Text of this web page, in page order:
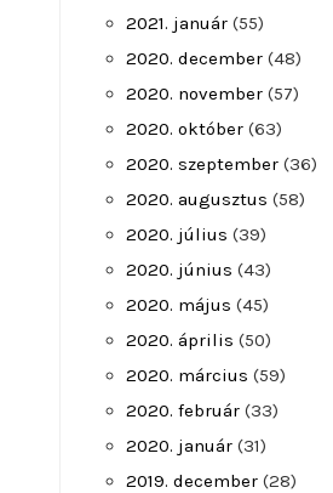
2021. január (55)
2020. december (48)
2020. november (57)
2020. október (63)
2020. szeptember (36)
2020. augusztus (58)
2020. július (39)
2020. június (43)
2020. május (45)
2020. április (50)
2020. március (59)
2020. február (33)
2020. január (31)
2019. december (28)